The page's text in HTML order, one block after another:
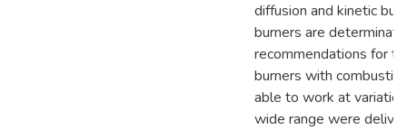
diffusion and kinetic
burners are
recommendations for
burners with
able to work at
wide range were